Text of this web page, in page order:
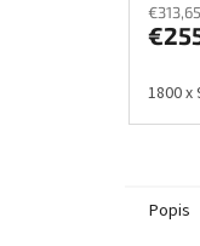
1800 x
Popis